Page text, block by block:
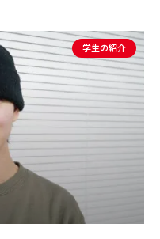
学生の紹介